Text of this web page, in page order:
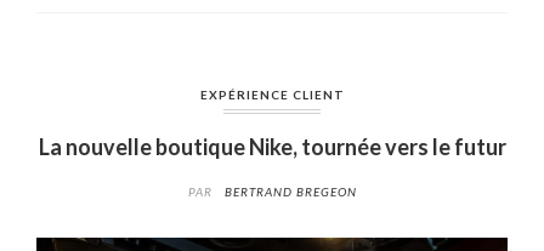
EXPÉRIENCE CLIENT
La nouvelle boutique Nike, tournée vers le futur
PAR BERTRAND BREGEON